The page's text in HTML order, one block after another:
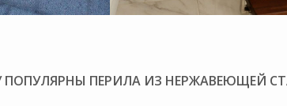
ПОПУЛЯРНЫ ПЕРИЛА ИЗ НЕРЖАВЕЮЩЕЙ